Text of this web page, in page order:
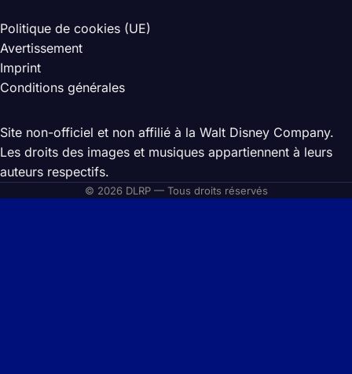
Politique de cookies (UE)
Avertissement
Imprint
Conditions générales
Site non-officiel et non affilié à la Walt Disney Company.
Les droits des images et musiques appartiennent à leurs
auteurs respectifs.
© 2026 DLRP — Tous droits réservés